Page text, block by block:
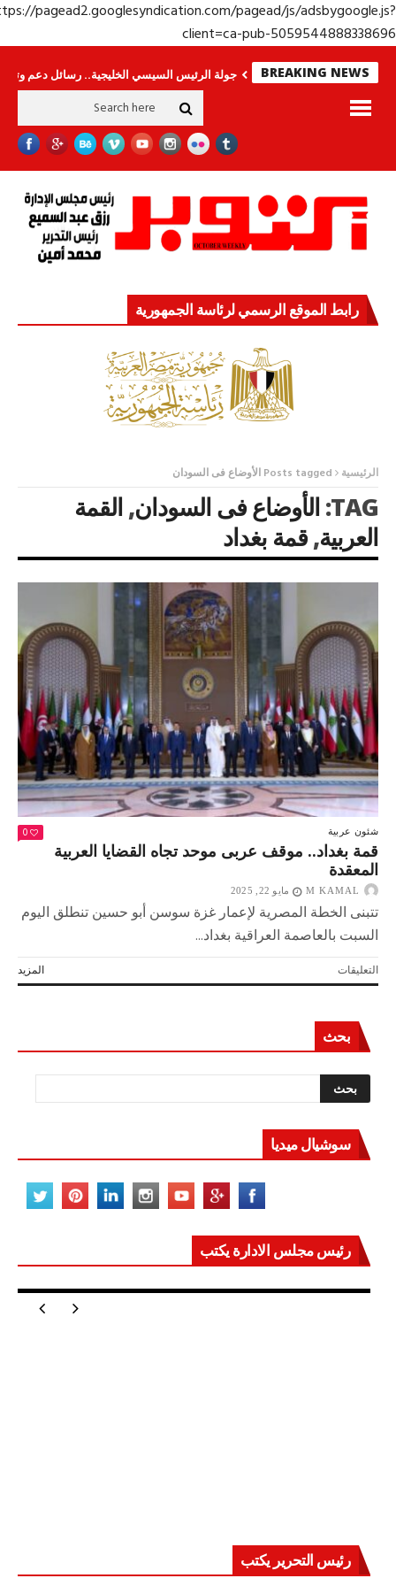
https://pagead2.googlesyndication.com/pagead/js/
client=ca-pub-
BREAKING NEWS
وحراس لا ينامون جولة الرئيس السيسي الخليجية.. رسائل دعم وتضامن
رابط الموقع الرسمي لرئاسة الجمهورية
الرئيسية Posts tagged الأوضاع فى السودان
TAG: الأوضاع فى السودان,القمة
العربية,قمة بغداد
شئون عربية 0
قمة بغداد.. موقف عربى موحد تجاه القضايا العربية
المعقدة
M KAMAL مايو 22, 2025
تتبنى الخطة المصرية لإعمار غزة سوسن أبو حسين تنطلق اليوم
السبت بالعاصمة العراقية بغداد...
المزيد التعليقاتعلى
قمة
موقف
عربى
موحد
القضايا
العربية
مغلقة
بحث
سوشيال ميديا
رئيس مجلس الادارة يكتب
مصر تعيد للعالم اتزانه
رئيس التحرير يكتب
حرب على العقول.. حادثة دمياط تكشف قواعد